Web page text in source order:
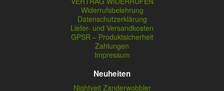
Widerrufsbelehrung
Datenschutzerklärung
Liefer- und Versandkosten
GPSR – Produktsicherheit
Zahlungen
Impressum
Neuheiten
Nightveit Zanderwobbler